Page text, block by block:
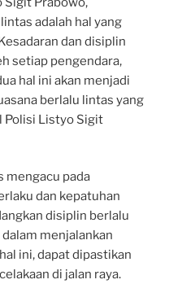
adalah hal yang
dan disiplin
setiap pengendara,
hal ini akan menjadi
berlalu lintas yang
Polisi Listyo Sigit
mengacu pada
dan kepatuhan
disiplin berlalu
menjalankan
ini, dapat dipastikan
di jalan raya.